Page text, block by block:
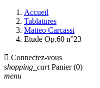
Accueil
Tablatures
Matteo Carcassi
Etude Op.60 n°23
 Connectez-vous
shopping_cart Panier (0)
menu